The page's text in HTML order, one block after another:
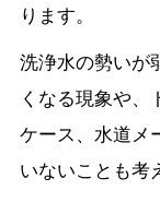
ります。
洗浄水の勢いが
くなる現象や
ケース、水道メ
いないことも考